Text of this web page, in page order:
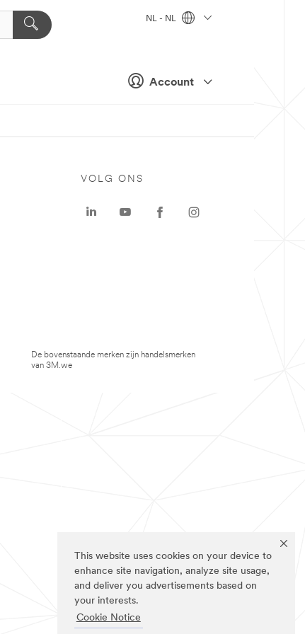
This website uses cookies on your device to
enhance site navigation, analyze site usage,
and deliver you advertisements based on
your interests.
Cookie Notice
Account
NL - NL
VOLG ONS
De bovenstaande merken zijn handelsmerken
van 3M.we